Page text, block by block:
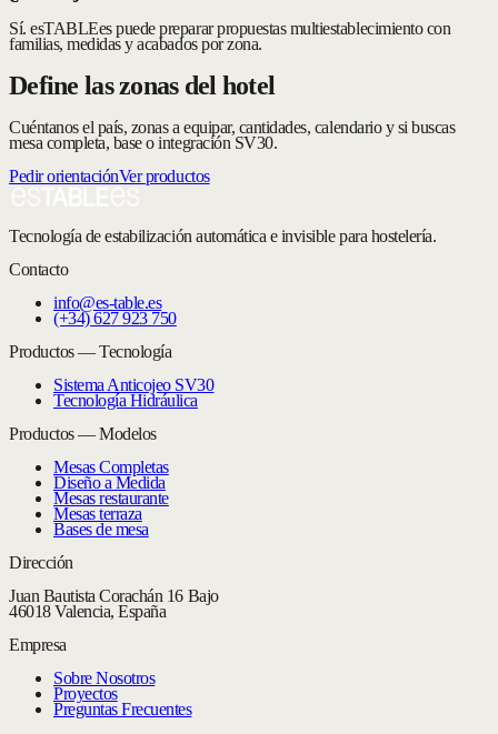
Sí. esTABLEes puede preparar propuestas multiestablecimiento con
familias, medidas y acabados por zona.
Define las zonas del hotel
Cuéntanos el país, zonas a equipar, cantidades, calendario y si buscas
mesa completa, base o integración SV30.
Pedir orientaciónVer productos
Tecnología de estabilización automática e invisible para hostelería.
Contacto
info@es-table.es
(+34) 627 923 750
Productos — Tecnología
Sistema Anticojeo SV30
Tecnología Hidráulica
Productos — Modelos
Mesas Completas
Diseño a Medida
Mesas restaurante
Mesas terraza
Bases de mesa
Dirección
Juan Bautista Corachán 16 Bajo
46018 Valencia, España
Empresa
Sobre Nosotros
Proyectos
Preguntas Frecuentes